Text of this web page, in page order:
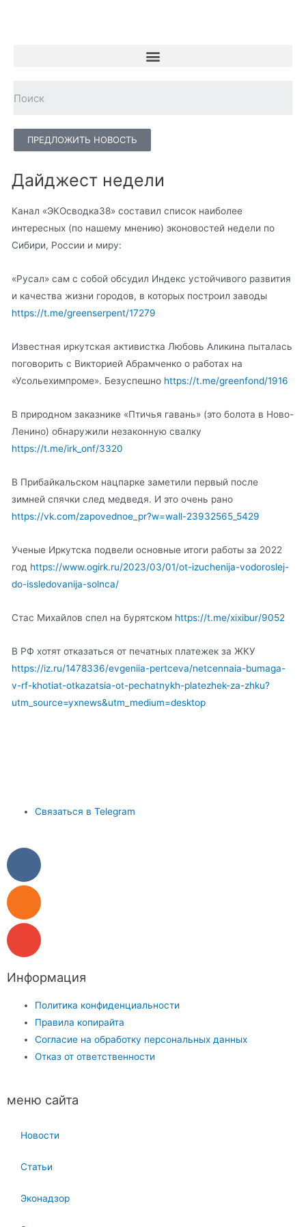
ПРЕДЛОЖИТЬ НОВОСТЬ
Дайджест недели
Канал «ЭКОсводка38» составил список наиболее
интересных (по нашему мнению) эконовостей недели по
Сибири, России и миру:
«Русал» сам с собой обсудил Индекс устойчивого развития
и качества жизни городов, в которых построил заводы
https://t.me/greenserpent/17279
Известная иркутская активистка Любовь Аликина пыталась
поговорить с Викторией Абрамченко о работах на
«Усольехимпроме». Безуспешно https://t.me/greenfond/1916
В природном заказнике «Птичья гавань» (это болота в Ново-
Ленино) обнаружили незаконную свалку
https://t.me/irk_onf/3320
В Прибайкальском нацпарке заметили первый после
зимней спячки след медведя. И это очень рано
https://vk.com/zapovednoe_pr?w=wall-23932565_5429
Ученые Иркутска подвели основные итоги работы за 2022
год https://www.ogirk.ru/2023/03/01/ot-izuchenija-vodoroslej-
do-issledovanija-solnca/
Стас Михайлов спел на бурятском https://t.me/xixibur/9052
В РФ хотят отказаться от печатных платежек за ЖКУ
https://iz.ru/1478336/evgeniia-pertceva/netcennaia-bumaga-
v-rf-khotiat-otkazatsia-ot-pechatnykh-platezhek-za-zhku?
utm_source=yxnews&utm_medium=desktop
Связаться в Telegram
Информация
Политика конфиденциальности
Правила копирайта
Согласие на обработку персональных данных
Отказ от ответственности
меню сайта
Новости
Статьи
Эконадзор